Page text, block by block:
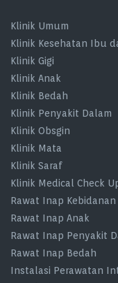
Klinik Umum
Klinik Kesehatan Ibu
Klinik Gigi
Klinik Anak
Klinik Bedah
Klinik Penyakit Dalam
Klinik Obsgin
Klinik Mata
Klinik Saraf
Klinik Medical Check
Rawat Inap
Rawat Inap Anak
Rawat Inap Penyakit
Rawat Inap Bedah
Instalasi Perawatan